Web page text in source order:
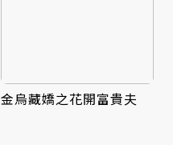
金烏藏嬌之花開富貴夫